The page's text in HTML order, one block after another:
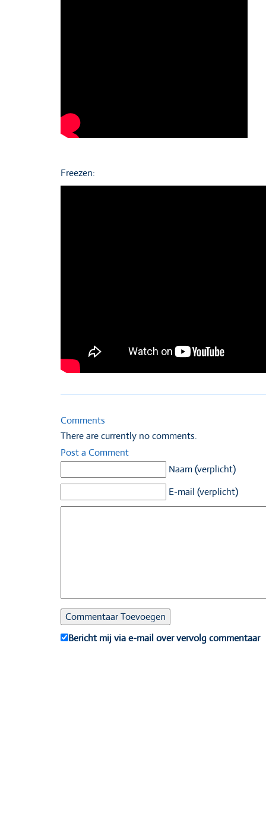
Freezen:
Comments
There are currently no comments.
Post a Comment
Naam (verplicht)
E-mail (verplicht)
Bericht mij via e-mail over vervolg commentaar